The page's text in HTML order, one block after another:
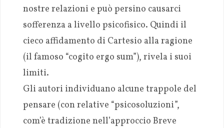
nostre relazioni e può persino causarci
sofferenza a livello psicofisico. Quindi il
cieco affidamento di Cartesio alla ragione
(il famoso “cogito ergo sum”), rivela i suoi
limiti.
Gli autori individuano alcune trappole del
pensare (con relative “psicosoluzioni”,
com’è tradizione nell’approccio Breve